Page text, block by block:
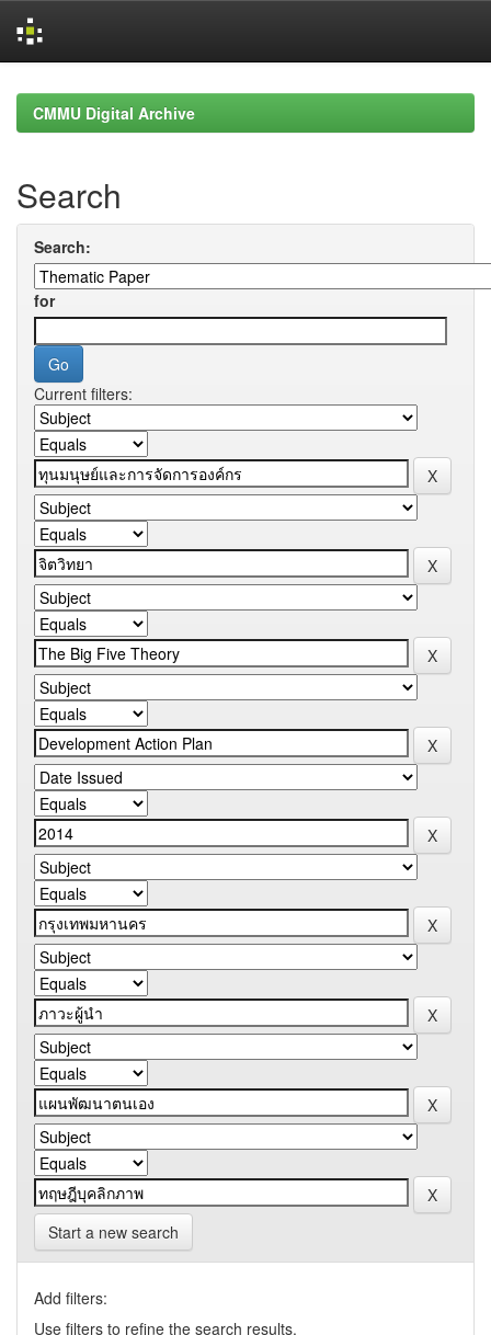
navigationCMMU Digital Archive
Search
Search:
for
Current filters:
Start a new search
Add filters:
Use filters to refine the search results.